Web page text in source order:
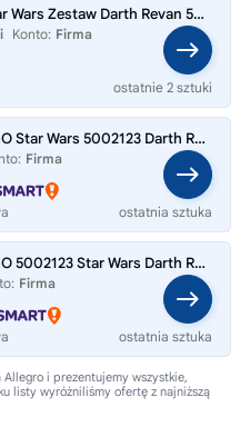
Klocki LEGO Star Wars Zestaw Darth Revan 5002123
Konto: Firma
ostatnie 2 sztuki
Minifigurka LEGO Star Wars 5002123 Darth Revan sw0547
Firma
ostatnia sztuka
Minifigurka LEGO 5002123 Star Wars Darth Revan
Firma
ostatnia sztuka
Allegro i prezentujemy wszystkie,
listy wyróżniliśmy ofertę z najniższą